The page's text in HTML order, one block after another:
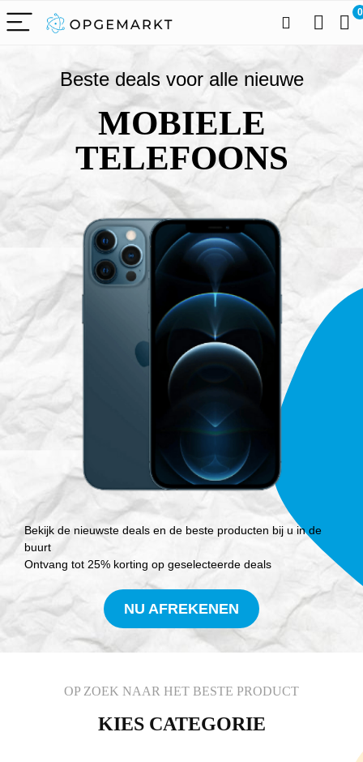
0
Beste deals voor alle nieuwe
MOBIELE
TELEFOONS
Bekijk de nieuwste deals en de beste producten bij u in de
buurt
Ontvang tot 25% korting op geselecteerde deals
NU AFREKENEN
OP ZOEK NAAR HET BESTE PRODUCT
KIES CATEGORIE